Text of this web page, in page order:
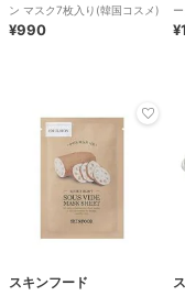
ン マスク7枚入り(韓国コスメ)
¥990
(
スキンフード